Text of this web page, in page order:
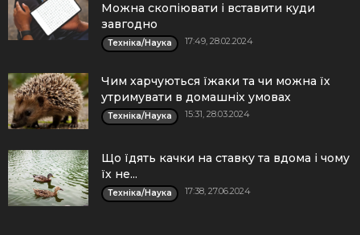
Можна скопіювати і вставити куди
завгодно
Техніка/Наука 17:49, 28.02.2024
Чим харчуються їжаки та чи можна їх
утримувати в домашніх умовах
Техніка/Наука 15:31, 28.03.2024
Що їдять качки на ставку та вдома і чому
їх не...
Техніка/Наука 17:38, 27.06.2024